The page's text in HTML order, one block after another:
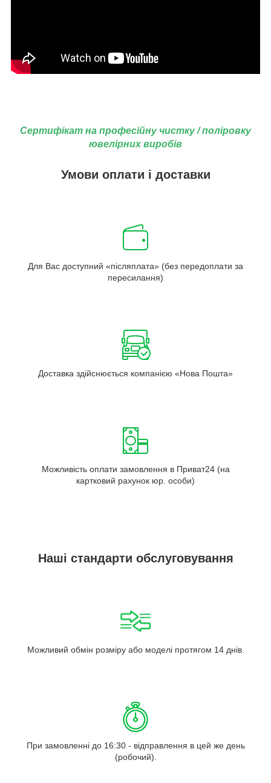
Сертифікат на професійну чистку / поліровку
ювелірних виробів
Умови оплати і доставки
Для Вас доступний «післяплата» (без передоплати за
пересилання)
Доставка здійснюється компанією «Нова Пошта»
Можливість оплати замовлення в Приват24 (на
картковий рахунок юр. особи)
Наші стандарти обслуговування
Можливий обмін розміру або моделі протягом 14 днів.
При замовленні до 16:30 - відправлення в цей же день
(робочий).